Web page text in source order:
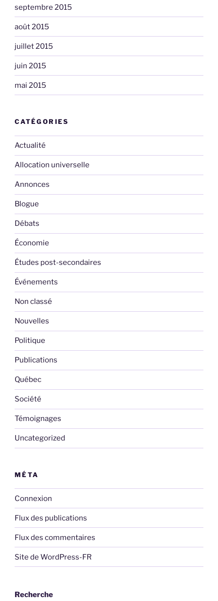
septembre 2015
août 2015
juillet 2015
juin 2015
mai 2015
CATÉGORIES
Actualité
Allocation universelle
Annonces
Blogue
Débats
Économie
Études post-secondaires
Événements
Non classé
Nouvelles
Politique
Publications
Québec
Société
Témoignages
Uncategorized
MÉTA
Connexion
Flux des publications
Flux des commentaires
Site de WordPress-FR
Recherche